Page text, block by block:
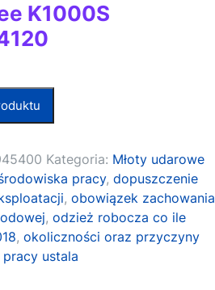
K1000S
Kategoria: Młoty udarowe
pracy,dopuszczenie
,obowiązek zachowania
,odzież robocza co ile
,okoliczności oraz przyczyny
ustala